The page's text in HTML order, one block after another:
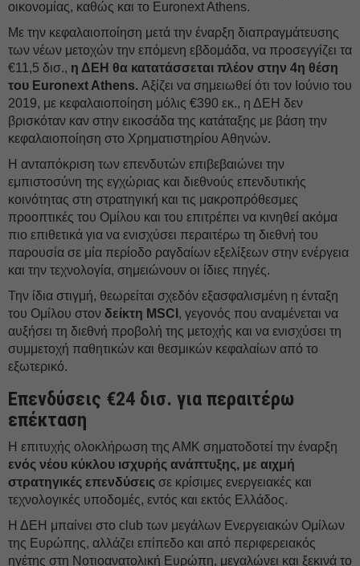
οικονομίας, καθώς και το Euronext Athens.
Με την κεφαλαιοποίηση μετά την έναρξη διαπραγμάτευσης
των νέων μετοχών την επόμενη εβδομάδα, να προσεγγίζει τα
€11,5 δισ., η ΔΕH θα κατατάσσεται πλέον στην 4η θέση
του Euronext Athens. Αξίζει να σημειωθεί ότι τον Ιούνιο του
2019, με κεφαλαιοποίηση μόλις €390 εκ., η ΔΕH δεν
βρισκόταν καν στην εικοσάδα της κατάταξης με βάση την
κεφαλαιοποίηση στο Χρηματιστηρίου Αθηνών.
Η ανταπόκριση των επενδυτών επιβεβαιώνει την
εμπιστοσύνη της εγχώριας και διεθνούς επενδυτικής
κοινότητας στη στρατηγική και τις μακροπρόθεσμες
προοπτικές του Ομίλου και του επιτρέπει να κινηθεί ακόμα
πιο επιθετικά για να ενισχύσει περαιτέρω τη διεθνή του
παρουσία σε μία περίοδο ραγδαίων εξελίξεων στην ενέργεια
και την τεχνολογία, σημειώνουν οι ίδιες πηγές.
Την ίδια στιγμή, θεωρείται σχεδόν εξασφαλισμένη η ένταξη
του Ομίλου στον δείκτη MSCI , γεγονός που αναμένεται να
αυξήσει τη διεθνή προβολή της μετοχής και να ενισχύσει τη
συμμετοχή παθητικών και θεσμικών κεφαλαίων από το
εξωτερικό.
Επενδύσεις €24 δισ. για περαιτέρω
επέκταση
Η επιτυχής ολοκλήρωση της ΑΜΚ σηματοδοτεί την έναρξη
ενός νέου κύκλου ισχυρής ανάπτυξης, με αιχμή
στρατηγικές επενδύσεις σε κρίσιμες ενεργειακές και
τεχνολογικές υποδομές, εντός και εκτός Ελλάδος.
Η ΔΕH μπαίνει στο club των μεγάλων Ενεργειακών Ομίλων
της Ευρώπης, αλλάζει επίπεδο και από περιφερειακός
ηγέτης στη Νοτιοανατολική Ευρώπη, μεγαλώνει και ξεκινά το